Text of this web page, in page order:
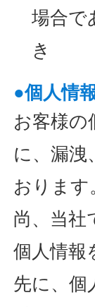
場合で
き
●個人情
お客様の
に、漏洩
おります
尚、当社
個人情報
先に、個